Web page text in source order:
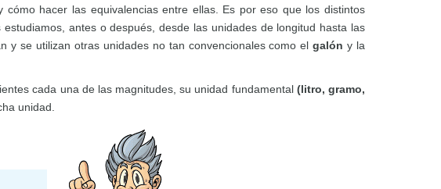
hacer las equivalencias entre ellas. Es por eso que los distintos
antes o después, desde las unidades de longitud hasta las
y se utilizan otras unidades no tan convencionales como elgalón y la
cada una de las magnitudes, su unidad fundamental (litro, gramo,
unidad.